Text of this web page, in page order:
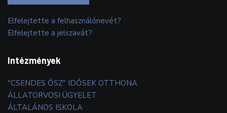
Elfelejtette a felhasználónevét?
Elfelejtette a jelszavát?
Intézmények
"CSENDES ŐSZ" IDŐSEK OTTHONA
ÁLLATORVOSI ÜGYELET
ÁLTALÁNOS ISKOLA